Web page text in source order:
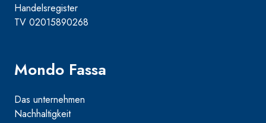
Handelsregister
TV 02015890268
Mondo Fassa
Das unternehmen
Nachhaltigkeit